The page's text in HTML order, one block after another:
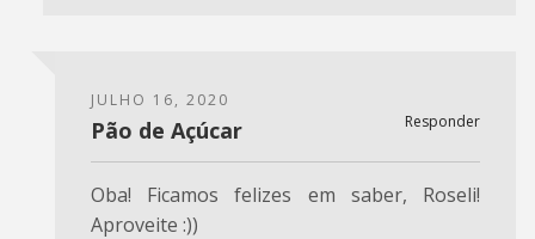
JULHO 16, 2020
Responder
Pão de Açúcar
Oba! Ficamos felizes em saber, Roseli!
Aproveite :))